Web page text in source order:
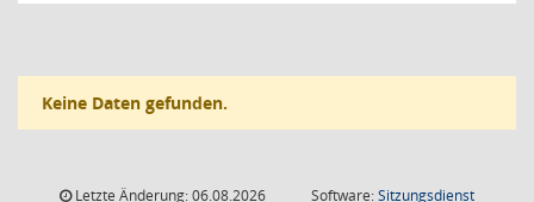
Keine Daten gefunden.
Letzte Änderung: 06.08.2026
Software:Sitzungsdienst